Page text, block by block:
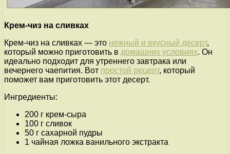
Крем-чиз на сливках
Крем-чиз на сливках — это нежный и вкусный десерт,
который можно приготовить в домашних условиях. Он
идеально подходит для утреннего завтрака или
вечернего чаепития. Вот простой рецепт, который
поможет вам приготовить этот десерт.
Ингредиенты:
200 г крем-сыра
100 г сливок
50 г сахарной пудры
1 чайная ложка ванильного экстракта